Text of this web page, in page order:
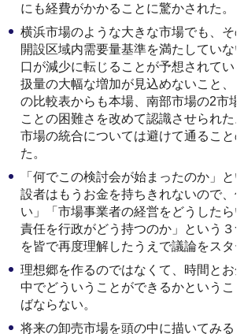
にも経費がかかることに驚かされた。
横浜市場のような大きな市場でも、そ
開設区域内需要量基準を満たしていな
口が減少に転じることが予想されてい
扱量の大幅な増加が見込めないこと、
の比較表からも本場、南部市場の2市
ことの困難さを改めて認識させられた
市場の統合については避けて通ること
た。
「何でこの検討会が始まったのか」と
設者はもうお金を持ちきれないので、
い」「市場事業者の経営をどうしたら
責任を行政がどう持つのか」という３
を皆で再度理解したうえで議論をスタ
理想郷を作るのではなくて、時間とお
中でどういうことができるかというこ
ばならない。
将来の卸売市場を頭の中に描いてみる